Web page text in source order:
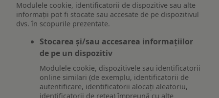
Modulele cookie, identificatorii de dispozitive sau alte
informații pot fi stocate sau accesate de pe dispozitivul
dvs. în scopurile prezentate.
Stocarea și/sau accesarea informațiilor
de pe un dispozitiv
Modulele cookie, dispozitivele sau identificatorii
online similari (de exemplu, identificatorii de
autentificare, identificatorii alocați aleatoriu,
identificatorii de rețea) împreună cu alte